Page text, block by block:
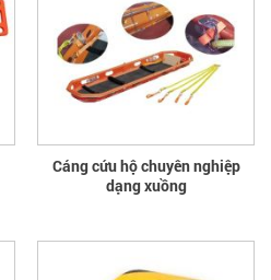
Cáng cứu hộ chuyên nghiệp
dạng xuồng